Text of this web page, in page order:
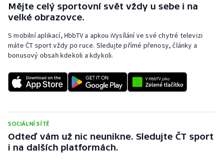
Rychlostní kanoistika
Short track
Sportovní střelba
Stolní tenis
Veslování
Vodní slalom
Mějte celý sportovní svět vždy u sebe i na
velké obrazovce.
S mobilní aplikací, HbbTV a apkou iVysílání ve své chytré televizi
máte ČT sport vždy po ruce. Sledujte přímé přenosy, články a
bonusový obsah kdekoli a kdykoli.
SOCIÁLNÍ SÍTĚ
Odteď vám už nic neunikne. Sledujte ČT sport
i na dalších platformách.